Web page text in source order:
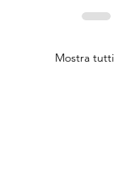
Mostra tutti